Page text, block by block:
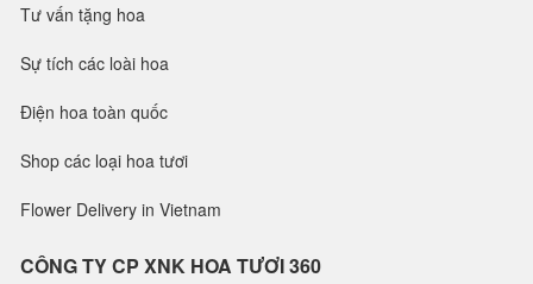
Tư vấn tặng hoa
Sự tích các loài hoa
Điện hoa toàn quốc
Shop các loại hoa tươi
Flower Delivery in Vietnam
CÔNG TY CP XNK HOA TƯƠI 360